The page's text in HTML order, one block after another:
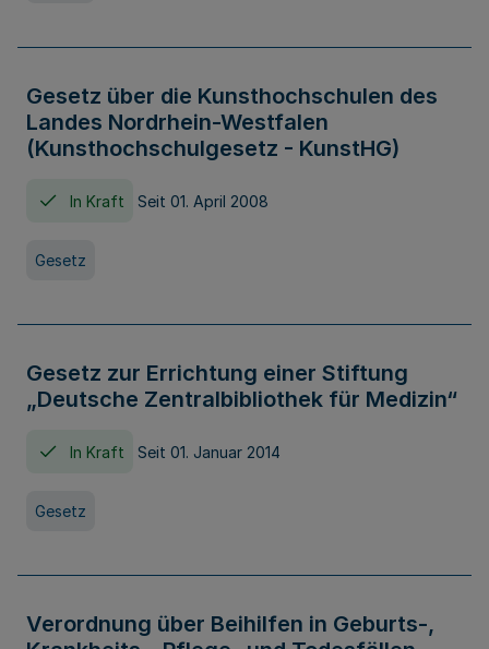
Gesetz über die Kunsthochschulen des
Landes Nordrhein-Westfalen
(Kunsthochschulgesetz - KunstHG)
In Kraft Seit 01. April 2008
Gesetz
Gesetz zur Errichtung einer Stiftung
„Deutsche Zentralbibliothek für Medizin“
In Kraft Seit 01. Januar 2014
Gesetz
Verordnung über Beihilfen in Geburts-,